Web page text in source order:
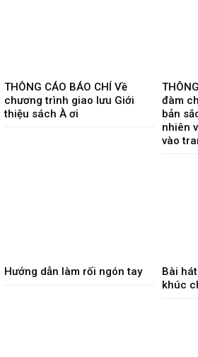
THÔNG CÁO BÁO CHÍ Về
chương trình giao lưu Giới
thiệu sách À ơi
đàm
bản
nhiên
vào
Hướng dẫn làm rối ngón tay
Bài
khúc